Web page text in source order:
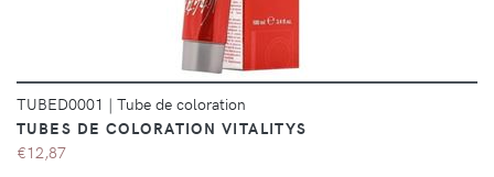
TUBED0001 | Tube de coloration
TUBES DE COLORATION VITALITYS
€12,87